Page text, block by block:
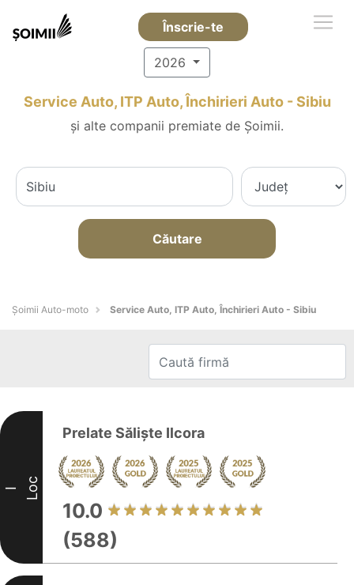
Înscrie-te
2026
Service Auto, ITP Auto, Închirieri Auto - Sibiu
și alte companii premiate de Șoimii.
Căutare
Șoimii Auto-moto Service Auto, ITP Auto, Închirieri Auto - Sibiu
I Loc
Prelate Săliște Ilcora
10.0
(588)